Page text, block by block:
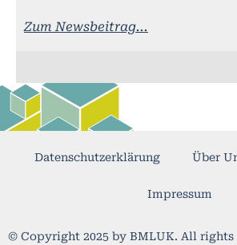
Zum Newsbeitrag...
© Copyright 2025 by BMLUK. All rights
Datenschutzerklärung Über
Impressum